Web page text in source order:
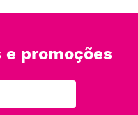
e promoções